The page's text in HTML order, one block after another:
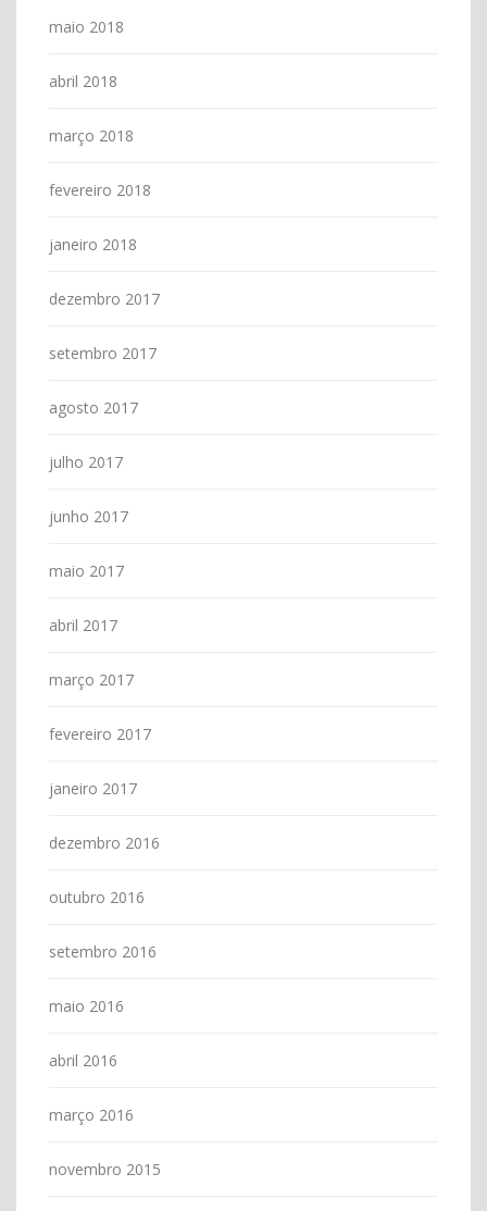
maio 2018
abril 2018
março 2018
fevereiro 2018
janeiro 2018
dezembro 2017
setembro 2017
agosto 2017
julho 2017
junho 2017
maio 2017
abril 2017
março 2017
fevereiro 2017
janeiro 2017
dezembro 2016
outubro 2016
setembro 2016
maio 2016
abril 2016
março 2016
novembro 2015